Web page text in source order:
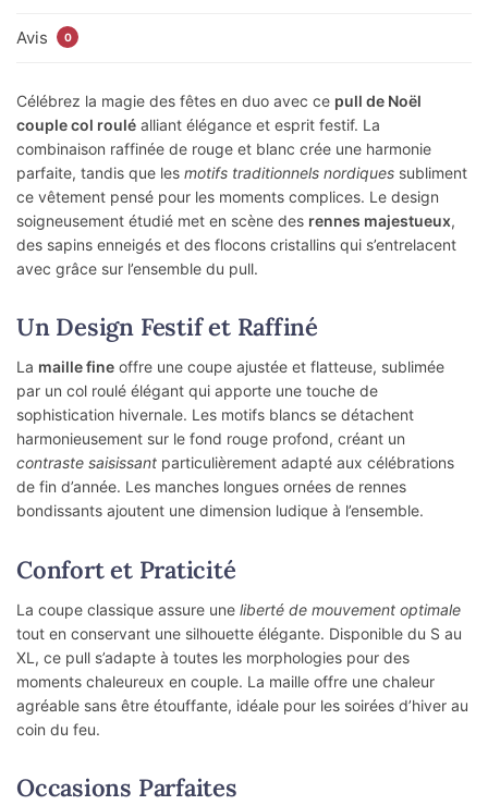
Avis 0
Célébrez la magie des fêtes en duo avec ce pull de Noël
couple col roulé alliant élégance et esprit festif. La
combinaison raffinée de rouge et blanc crée une harmonie
parfaite, tandis que les motifs traditionnels nordiques subliment
ce vêtement pensé pour les moments complices. Le design
soigneusement étudié met en scène des rennes majestueux,
des sapins enneigés et des flocons cristallins qui s’entrelacent
avec grâce sur l’ensemble du pull.
Un Design Festif et Raffiné
La maille fine offre une coupe ajustée et flatteuse, sublimée
par un col roulé élégant qui apporte une touche de
sophistication hivernale. Les motifs blancs se détachent
harmonieusement sur le fond rouge profond, créant un
contraste saisissant particulièrement adapté aux célébrations
de fin d’année. Les manches longues ornées de rennes
bondissants ajoutent une dimension ludique à l’ensemble.
Confort et Praticité
La coupe classique assure une liberté de mouvement optimale
tout en conservant une silhouette élégante. Disponible du S au
XL, ce pull s’adapte à toutes les morphologies pour des
moments chaleureux en couple. La maille offre une chaleur
agréable sans être étouffante, idéale pour les soirées d’hiver au
coin du feu.
Occasions Parfaites